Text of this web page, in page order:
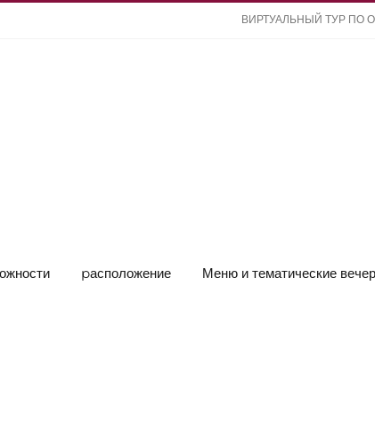
ВИРТУАЛЬНЫЙ ТУР ПО
pасположение Меню и тематические